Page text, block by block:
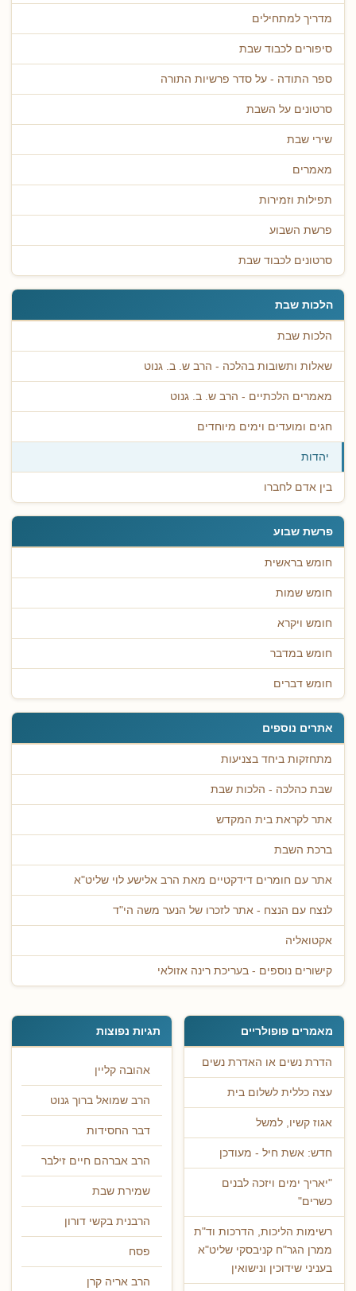
מדריך למתחילים
סיפורים לכבוד שבת
ספר התודה - על סדר פרשיות התורה
סרטונים על השבת
שירי שבת
מאמרים
תפילות וזמירות
פרשת השבוע
סרטונים לכבוד שבת
הלכות שבת
הלכות שבת
שאלות ותשובות בהלכה - הרב ש. ב. גנוט
מאמרים הלכתיים - הרב ש. ב. גנוט
חגים ומועדים וימים מיוחדים
יהדות
בין אדם לחברו
פרשת שבוע
חומש בראשית
חומש שמות
חומש ויקרא
חומש במדבר
חומש דברים
אתרים נוספים
מתחזקות ביחד בצניעות
שבת כהלכה - הלכות שבת
אתר לקראת בית המקדש
ברכת השבת
אתר עם חומרים דידקטיים מאת הרב אלישע לוי שליט"א
לנצח עם הנצח - אתר לזכרו של הנער משה הי"ד
אקטואליה
קישורים נוספים - בעריכת רינה אזולאי
מאמרים פופולריים
הדרת נשים או האדרת נשים
עצה כללית לשלום בית
אגוז קשיו, למשל
חדש: אשת חיל - מעודכן
"יאריך ימים ויזכה לבנים
כשרים"
רשימות הליכות, הדרכות וד"ת
ממרן הגר"ח קניבסקי שליט"א
בעניני שידוכין ונישואין
תגיות נפוצות
אהובה קליין
הרב שמואל ברוך גנוט
דבר החסידות
הרב אברהם חיים זילבר
שמירת שבת
הרבנית בקשי דורון
פסח
הרב אריה קרן